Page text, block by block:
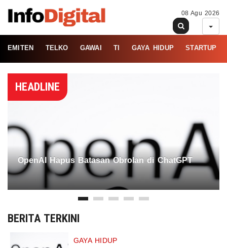
08 Agu 2026
EMITEN TELKO GAWAI TI GAYA HIDUP STARTUP
HEADLINE
OpenAI Hapus Batasan Obrolan di ChatGPT
BERITA TERKINI
GAYA HIDUP